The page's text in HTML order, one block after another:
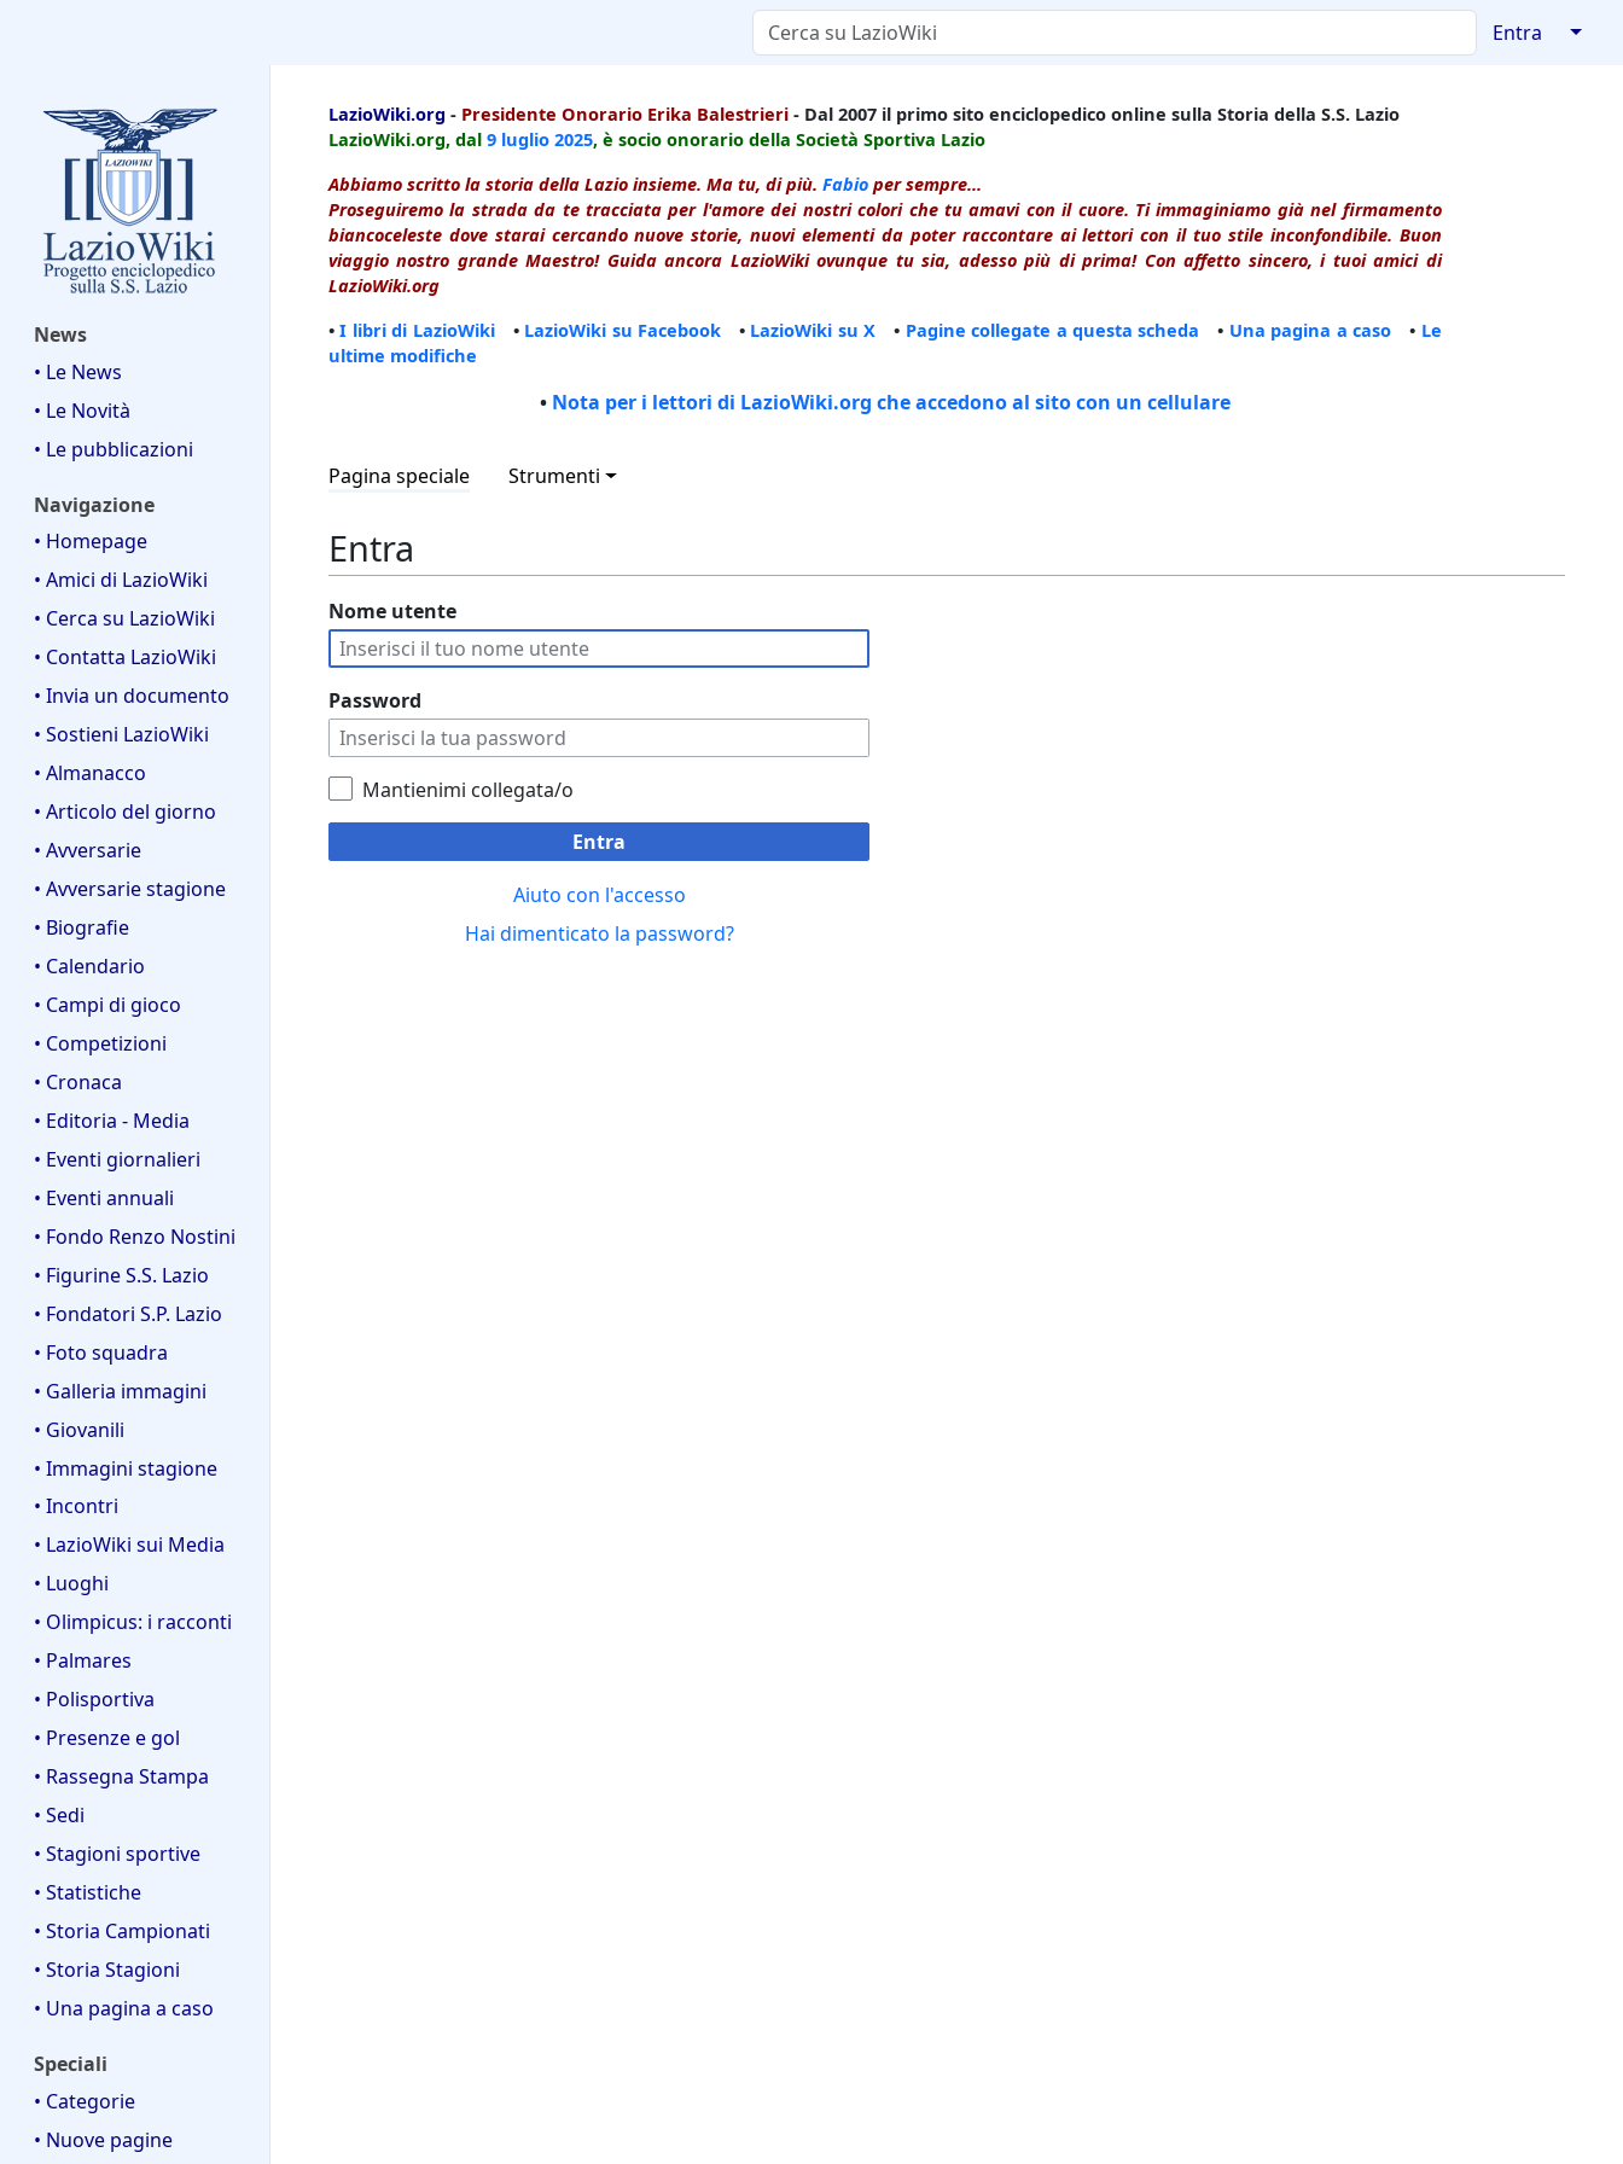
Entra ↓
News
• Le News
• Le Novità
• Le pubblicazioni
Navigazione
• Homepage
• Amici di LazioWiki
• Cerca su LazioWiki
• Contatta LazioWiki
• Invia un documento
• Sostieni LazioWiki
• Almanacco
• Articolo del giorno
• Avversarie
• Avversarie stagione
• Biografie
• Calendario
• Campi di gioco
• Competizioni
• Cronaca
• Editoria - Media
• Eventi giornalieri
• Eventi annuali
• Fondo Renzo Nostini
• Figurine S.S. Lazio
• Fondatori S.P. Lazio
• Foto squadra
• Galleria immagini
• Giovanili
• Immagini stagione
• Incontri
• LazioWiki sui Media
• Luoghi
• Olimpicus: i racconti
• Palmares
• Polisportiva
• Presenze e gol
• Rassegna Stampa
• Sedi
• Stagioni sportive
• Statistiche
• Storia Campionati
• Storia Stagioni
• Una pagina a caso
Speciali
• Categorie
• Nuove pagine
LazioWiki.org - Presidente Onorario Erika Balestrieri - Dal 2007 il primo sito enciclopedico online sulla Storia della S.S. Lazio
LazioWiki.org, dal 9 luglio 2025, è socio onorario della Società Sportiva Lazio
Abbiamo scritto la storia della Lazio insieme. Ma tu, di più. Fabio per sempre...
Proseguiremo la strada da te tracciata per l'amore dei nostri colori che tu amavi con il cuore. Ti immaginiamo già nel firmamento
biancoceleste dove starai cercando nuove storie, nuovi elementi da poter raccontare ai lettori con il tuo stile inconfondibile. Buon
viaggio nostro grande Maestro! Guida ancora LazioWiki ovunque tu sia, adesso più di prima! Con affetto sincero, i tuoi amici di
LazioWiki.org
•I libri di LazioWiki• LazioWiki su Facebook • LazioWiki su X • Pagine collegate a questa scheda • Una pagina a caso • Le
ultime modifiche
• Nota per i lettori di LazioWiki.org che accedono al sito con un cellulare
Pagina speciale Strumenti
Entra
Nome utente
Password
Mantienimi collegata/o
Entra
Aiuto con l'accesso
Hai dimenticato la password?